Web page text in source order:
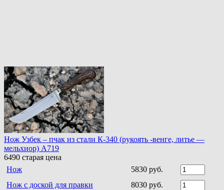
Нож Узбек – пчак из стали К-340 (рукоять -венге, литье —
мельхиор) A719
6490 старая цена
Нож
5830 руб.
Нож с доской для правки
8030 руб.